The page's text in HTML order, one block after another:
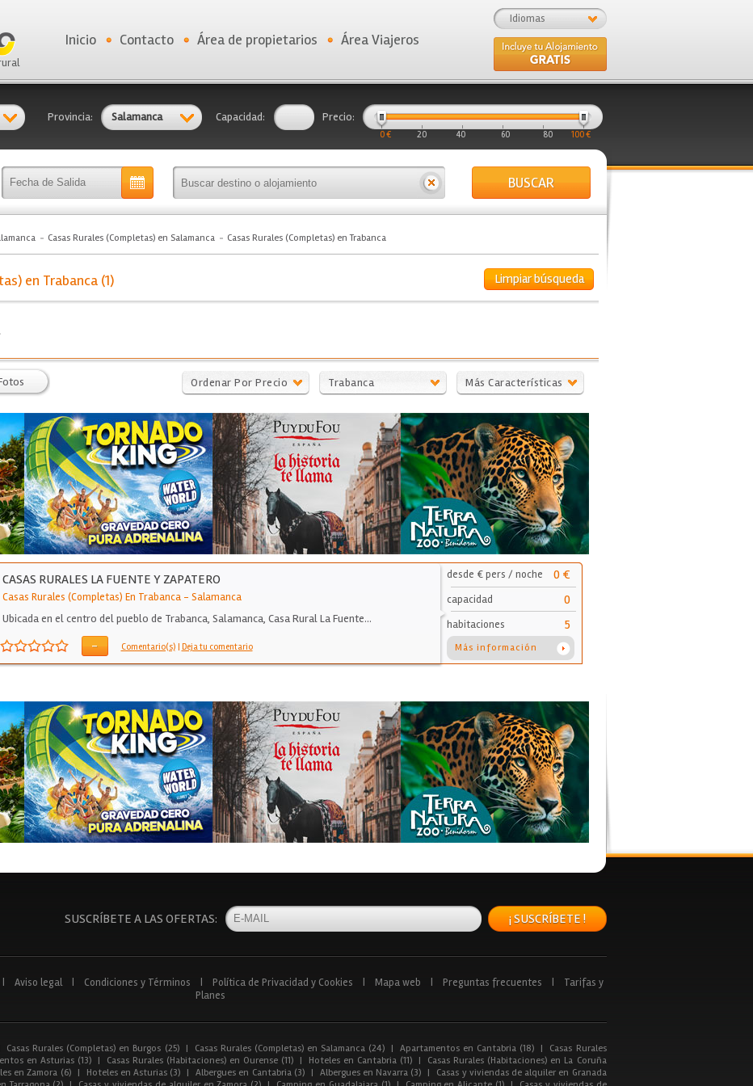
Idiomas
Inicio Contacto Área de propietarios Área Viajeros
Provincia: Salamanca Capacidad: Precio:
0 € 20 40 60 80 100 €
BUSCAR
Casas Rurales (Completas) en Salamanca Casas Rurales (Completas) en Trabanca
Limpiar búsqueda
en Trabanca (1)
Ordenar Por Precio Trabanca Más Características
CASAS RURALES LA FUENTE Y ZAPATERO
Casas Rurales (Completas) En Trabanca- Salamanca
Ubicada en el centro del pueblo de Trabanca, Salamanca, Casa Rural La Fuente…
- Comentario(s) | Deja tu comentario
desde € pers / noche 0 €
capacidad 0
habitaciones 5
Más información
SUSCRÍBETE A LAS OFERTAS: ¡ SUSCRÍBETE !
Aviso legal Condiciones y Términos Política de Privacidad y Cookies Mapa web Preguntas frecuentes
Tarifas y
Planes
Casas Rurales (Completas) en Burgos (25) | Casas Rurales (Completas) en Salamanca (24) | Apartamentos en Cantabria (18) |
Casas Rurales
en Asturias (13) | Casas Rurales (Habitaciones) en Ourense (11) | Hoteles en Cantabria (11) |
Casas Rurales (Habitaciones) en La Coruña
en Zamora (6) | Hoteles en Asturias (3) | Albergues en Cantabria (3) | Albergues en Navarra (3) |
Casas y viviendas de alquiler en Granada